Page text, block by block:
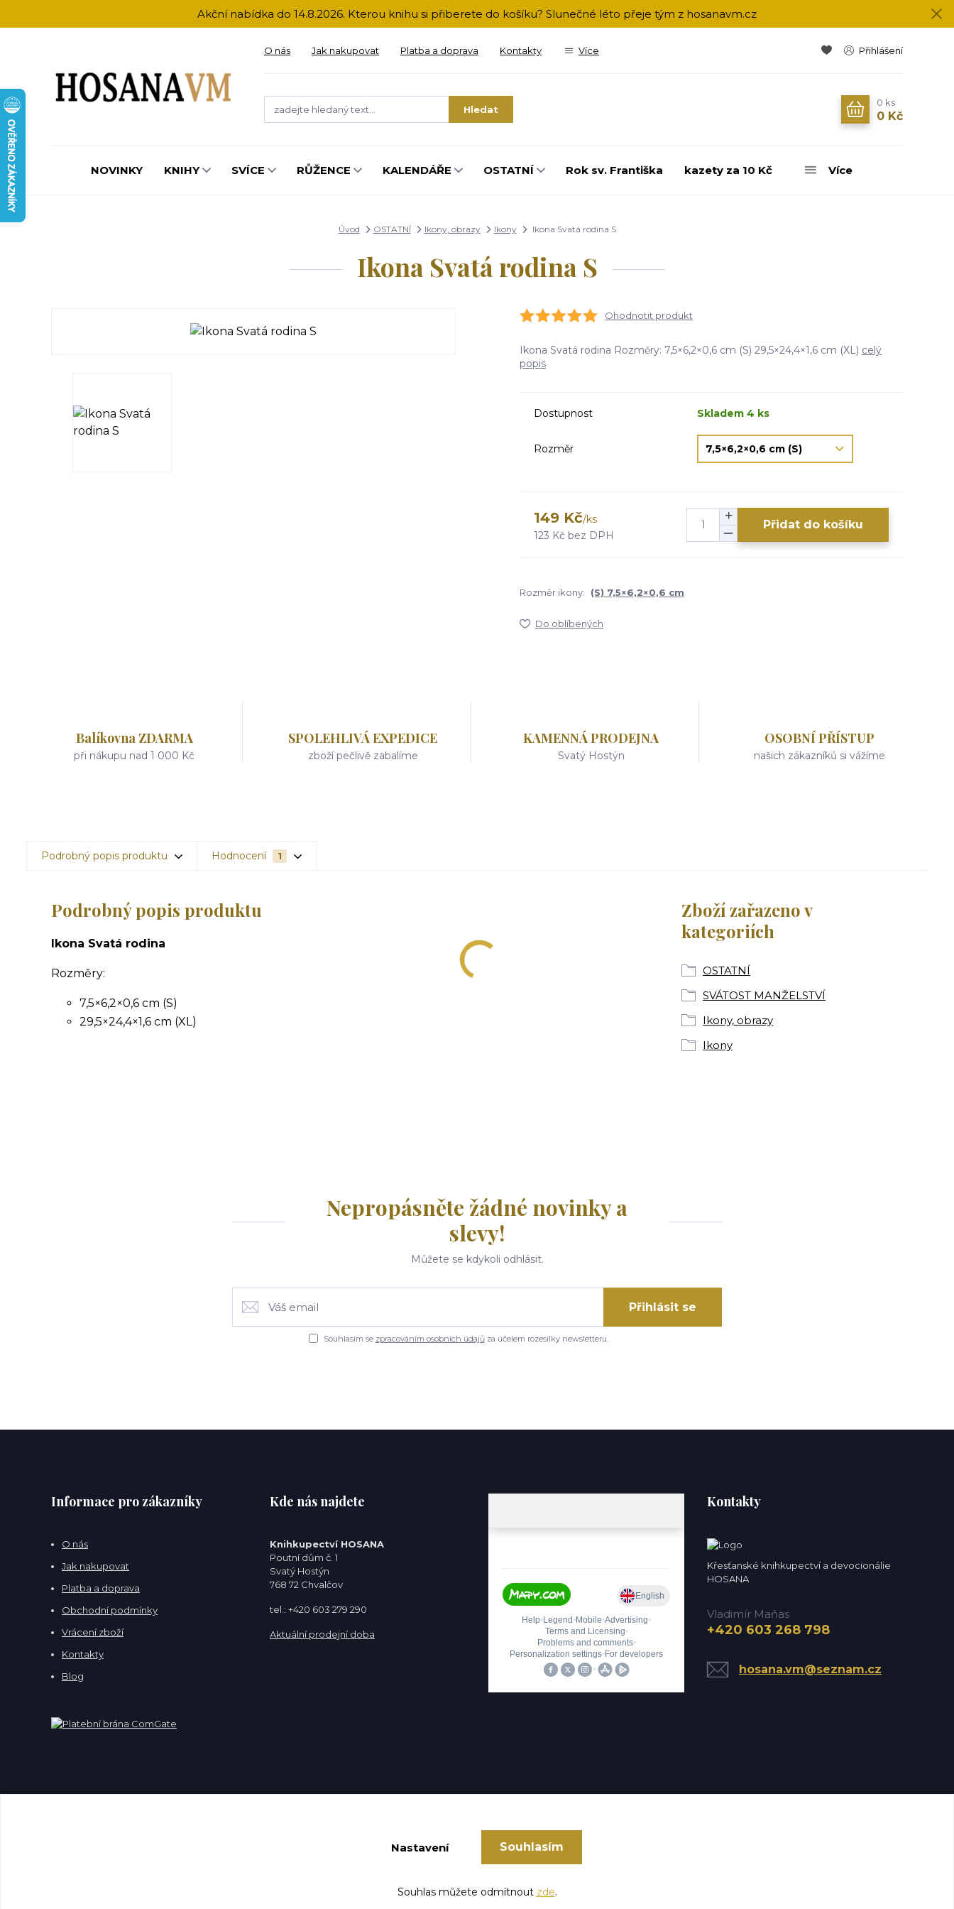
Akční nabídka do 14.8.2026. Kterou knihu si přiberete do košíku? Slunečné léto přeje tým z hosanavm.cz
O nás Jak nakupovat Platba a doprava Kontakty Více Přihlášení
Hledat
0 ks
0 Kč
NOVINKY KNIHY SVÍCE RŮŽENCE KALENDÁŘE OSTATNÍ Rok sv. Františka kazety za 10 Kč Více
Úvod OSTATNÍ Ikony, obrazy Ikony Ikona Svatá rodina S
Ikona Svatá rodina S
Ohodnotit produkt
Ikona Svatá rodina Rozměry: 7,5×6,2×0,6 cm (S) 29,5×24,4×1,6 cm (XL) celý
popis
Dostupnost Skladem 4 ks
Rozměr
149 Kč/ks
123 Kč bez DPH
Přidat do košíku
Rozměr ikony: (S) 7,5×6,2×0,6 cm
Do oblíbených
Balíkovna ZDARMA
při nákupu nad 1 000 Kč
SPOLEHLIVÁ EXPEDICE
zboží pečlivě zabalíme
KAMENNÁ PRODEJNA
Svatý Hostýn
OSOBNÍ PŘÍSTUP
našich zákazníků si vážíme
Podrobný popis produktu Hodnocení 1
Podrobný popis produktu
Ikona Svatá rodina
Rozměry:
7,5×6,2×0,6 cm (S)
29,5×24,4×1,6 cm (XL)
Zboží zařazeno v
kategoriích
OSTATNÍ
SVÁTOST MANŽELSTVÍ
Ikony, obrazy
Ikony
Nepropásněte žádné novinky a
slevy!
Můžete se kdykoli odhlásit.
Přihlásit se
Souhlasím se zpracováním osobních údajůza účelem rozesílky newsletteru.
Informace pro zákazníky
O nás
Jak nakupovat
Platba a doprava
Obchodní podmínky
Vrácení zboží
Kontakty
Blog
Kde nás najdete
Knihkupectví HOSANA
Poutní dům č. 1
Svatý Hostýn
768 72 Chvalčov
tel.: +420 603 279 290
Aktuální prodejní doba
Kontakty
Křesťanské knihkupectví a devocionálie
HOSANA
Vladimír Maňas
+420 603 268 798
hosana.vm@seznam.cz
Nastavení Souhlasím
Souhlas můžete odmítnout zde.